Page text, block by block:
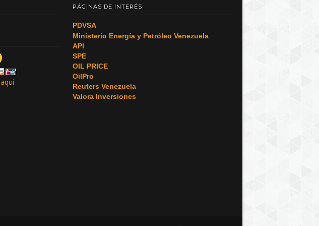
aquí.
PÁGINAS DE INTERÉS
PDVSA
Ministerio Energía y Petróleo Venezuela
API
SPE
OIL PRICE
OilPro
Reuters Venezuela
Valora Inversiones